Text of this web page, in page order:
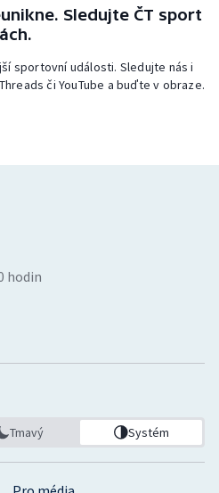
Sledujte ČT sport
sportovní události. Sledujte nás i
či YouTube a buďte v obraze.
hodin
Tmavý Systém